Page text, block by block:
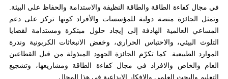
في مجال كفاءة الطاقة والطاقة النظيفة والاستدامة والحفاظ على البيئة.
وتمثل الجائزة منصة دولية للمؤسسات والأفراد كونها تركز على دعم
المساعي العالمية الهادفة إلى إيجاد حلول مبتكرة ومستدامة لقضايا
التلوث البيئي، والاحتباس الحراري، وخفض الانبعاثات الكربونية وندرة
الموارد الطبيعية. كما تكرّم الجائزة الجهود المبذولة من قبل القطاعين
العام والخاص والافراد في مجال كفاءة الطاقة ومشاريعها، وتشجيع
التعليم والبحث العلمي والافكار الابداعية في هذا المجال.